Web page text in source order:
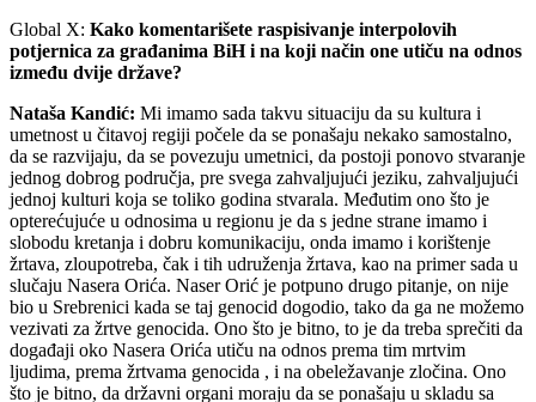
Global X: Kako komentarišete raspisivanje interpolovih
potjernica za građanima BiH i na koji način one utiču na odnos
između dvije države?
Nataša Kandić: Mi imamo sada takvu situaciju da su kultura i
umetnost u čitavoj regiji počele da se ponašaju nekako samostalno,
da se razvijaju, da se povezuju umetnici, da postoji ponovo stvaranje
jednog dobrog područja, pre svega zahvaljujući jeziku, zahvaljujući
jednoj kulturi koja se toliko godina stvarala. Međutim ono što je
opterećujuće u odnosima u regionu je da s jedne strane imamo i
slobodu kretanja i dobru komunikaciju, onda imamo i korištenje
žrtava, zloupotreba, čak i tih udruženja žrtava, kao na primer sada u
slučaju Nasera Orića. Naser Orić je potpuno drugo pitanje, on nije
bio u Srebrenici kada se taj genocid dogodio, tako da ga ne možemo
vezivati za žrtve genocida. Ono što je bitno, to je da treba sprečiti da
događaji oko Nasera Orića utiču na odnos prema tim mrtvim
ljudima, prema žrtvama genocida , i na obeležavanje zločina. Ono
što je bitno, da državni organi moraju da se ponašaju u skladu sa